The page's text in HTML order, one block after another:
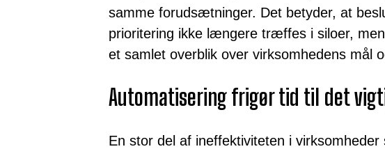
samme forudsætninger. Det betyder, at
prioritering ikke længere træffes i siloer,
et samlet overblik over virksomhedens mål
Automatisering frigør tid til det
En stor del af ineffektiviteten i virksomheder